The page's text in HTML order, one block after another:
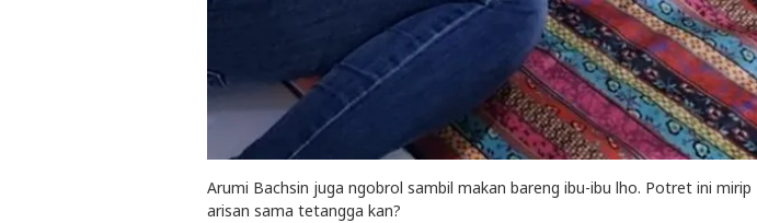
Arumi Bachsin juga ngobrol sambil makan bareng ibu-ibu lho. Potret ini mirip
arisan sama tetangga kan?